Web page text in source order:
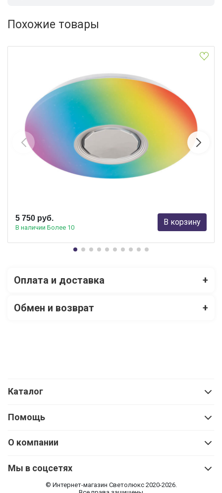
Похожие товары
Потолочный светодиодный светильник Ambrella Light Orbital
5 750 руб.
В наличии Более 10
В корзину
Оплата и доставка +
Обмен и возврат +
Каталог
Помощь
О компании
Мы в соцсетях
© Интернет-магазин Cветолюкс 2020-2026.